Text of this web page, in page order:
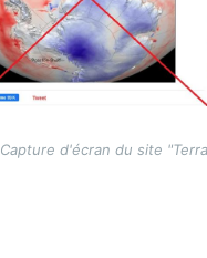
Capture d'écran du site